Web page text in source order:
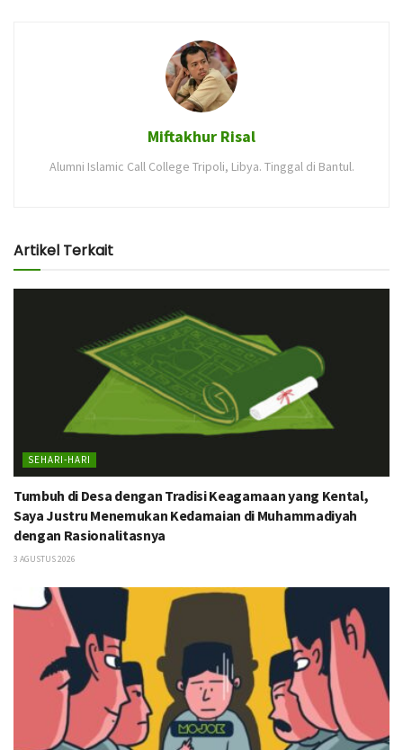
Miftakhur Risal
Alumni Islamic Call College Tripoli, Libya. Tinggal di Bantul.
Artikel Terkait
SEHARI-HARI
Tumbuh di Desa dengan Tradisi Keagamaan yang Kental,
Saya Justru Menemukan Kedamaian di Muhammadiyah
dengan Rasionalitasnya
3 AGUSTUS 2026